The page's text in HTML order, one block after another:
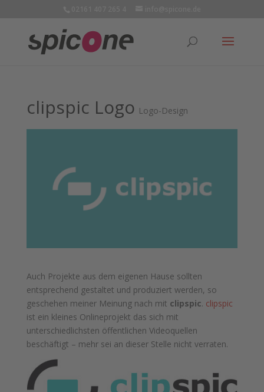
clipspic Logo Logo-Design
Auch Projekte aus dem eigenen Hause sollten
entsprechend gestaltet und produziert werden, so
geschehen meiner Meinung nach mit clipspic. clipspic
ist ein kleines Onlineprojekt das sich mit
unterschiedlichsten öffentlichen Videoquellen
beschäftigt – mehr sei an dieser Stelle nicht verraten.